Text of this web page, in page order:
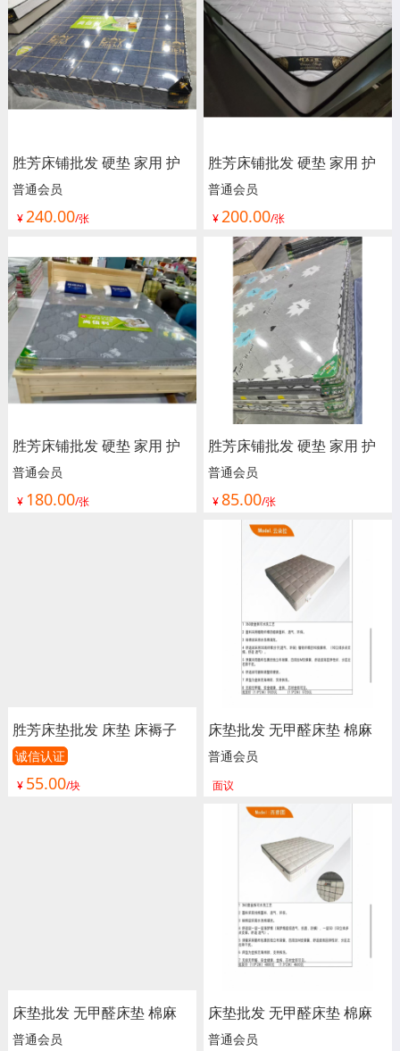
利床垫
利床垫
胜芳床铺批发 硬垫 家用 护
脊 独立 床垫 床褥子 弹簧垫
软垫 单人床垫 双人垫 学生
绵垫被垫子 卧室家具 尚佰
利床垫
普通会员
¥ 240.00/张
胜芳床铺批发 硬垫 家用 护
脊 独立 床垫 床褥子 弹簧垫
软垫 单人床垫 双人垫 学生
宿舍单人绵榻榻米 加厚 海
绵垫被垫子 卧室家具 尚佰
利床垫
普通会员
¥200.00/张
胜芳床铺批发 硬垫 家用 护
脊 独立 床垫 床褥子 弹簧垫
软垫 单人床垫 双人垫 学生
普通会员
¥ 180.00/张
胜芳床铺批发 硬垫 家用 护
脊 独立 床垫 床褥子 弹簧垫
软垫 单人床垫 双人垫 学生
宿舍单人绵榻榻米 加厚 海
绵垫被垫子 卧室家具 尚佰
普通会员
¥85.00/张
胜芳床垫批发 床垫 床褥子
双人垫 学生宿舍单人绵榻榻
米 加厚 海绵垫被垫子 鹏诚
诚信认证
¥ 55.00/块
床垫批发 无甲醛床垫 棉麻
海绵 弹簧床垫 新楷琦家具
普通会员
面议
床垫批发 无甲醛床垫 棉麻
海绵 弹簧床垫 新楷琦家具
普通会员
床垫批发 无甲醛床垫 棉麻
海绵 弹簧床垫 新楷琦家具
普通会员